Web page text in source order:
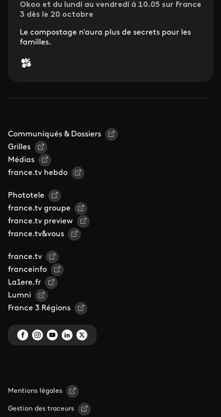
Okoo et du lundi au vendredi à 10.05 sur France
3 dès le 20 octobre
Le compostage n'aura plus de secrets pour les
familles.
Communiqués & Dossiers
Grilles
Médias
france.tv hebdo
Phototele
france.tv groupe
france.tv preview
france.tv&vous
france.tv
franceinfo
La1ere.fr
Lumni
France 3 Régions
Mentions légales
Gestion des traceurs